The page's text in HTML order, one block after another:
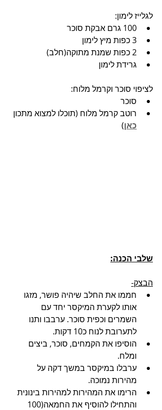
לגלייז לימון:
100 גרם אבקת סוכר
3 כפות מיץ לימון
2 כפות שמנת מתוקה(חלב)
גרידת לימון
לציפוי סוכר וקרמל מלוח:
סוכר
רוטב קרמל מלוח (תוכלו למצוא מתכון
כאן)
שלבי הכנה:
הבצק-
חממו את החלב שיהיה פושר, מזגו
אותו לקערת המיקסר יחד עם
השמרים וכפית סוכר. ערבבו ותנו
לתערובת לנוח כ10 דקות.
הוסיפו את הקמחים, סוכר, ביצים
ומלח.
ערבלו במיקסר במשך דקה על
מהירות נמוכה.
הרימו את המהירות למהירות בינונית